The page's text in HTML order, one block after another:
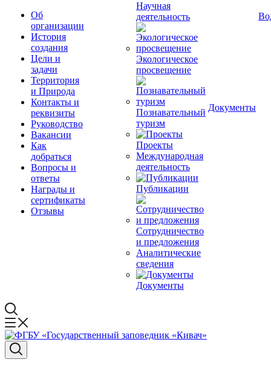
Об
организации
История
создания
Цели и
задачи
Территория
и Природа
Контакты и
реквизиты
Руководство
Вакансии
Как
добраться
Вопросы и
ответы
Награды и
сертификаты
Отзывы
Научная
деятельность
Экологическое
просвещение
Познавательный
туризм
Проекты
Международная
деятельность
Публикации
Сотрудничество
и предложения
Аналитические
сведения
Документы
Документы